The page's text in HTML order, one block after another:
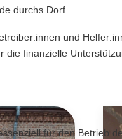
durchs Dorf.
und
die finanzielle
für den Betrieb